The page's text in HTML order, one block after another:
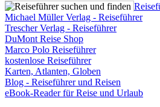
Michael Müller Verlag - Reiseführer
Trescher Verlag - Reiseführer
DuMont Reise Shop
Marco Polo Reiseführer
kostenlose Reiseführer
Karten, Atlanten, Globen
Blog - Reiseführer und Reisen
eBook-Reader für Reise und Urlaub